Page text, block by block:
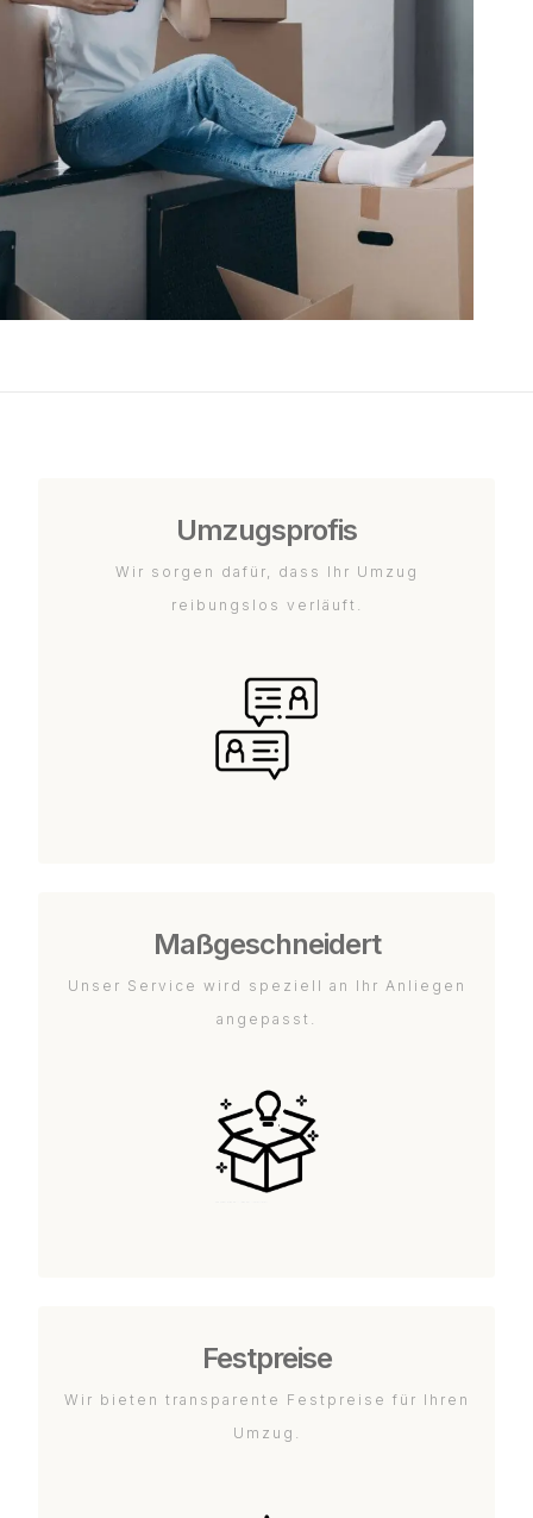
Umzugsprofis
Wir sorgen dafür, dass Ihr Umzug
reibungslos verläuft.
Maßgeschneidert
Unser Service wird speziell an Ihr Anliegen
angepasst.
Festpreise
Wir bieten transparente Festpreise für Ihren
Umzug.